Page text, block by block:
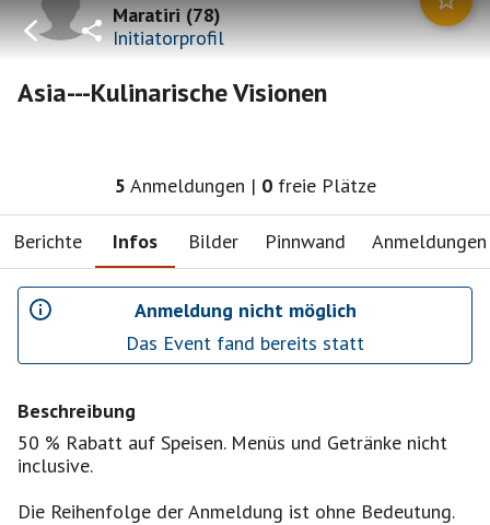
Maratiri(78)
Initiatorprofil
Asia---Kulinarische Visionen
5 Anmeldungen | 0 freie Plätze
Berichte Infos Bilder Pinnwand Anmeldungen
Anmeldung nicht möglich
Das Event fand bereits statt
Beschreibung
50 % Rabatt auf Speisen. Menüs und Getränke nicht
inclusive.
Die Reihenfolge der Anmeldung ist ohne Bedeutung.